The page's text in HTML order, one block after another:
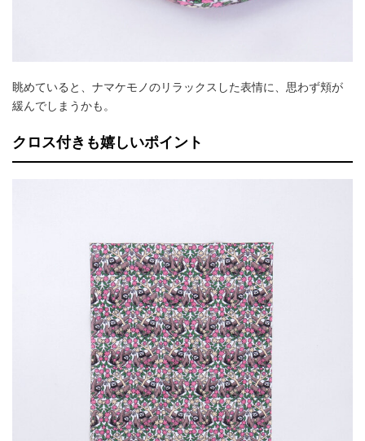
眺めていると、ナマケモノのリラックスした表情に、思わず頬が
緩んでしまうかも。
クロス付きも嬉しいポイント